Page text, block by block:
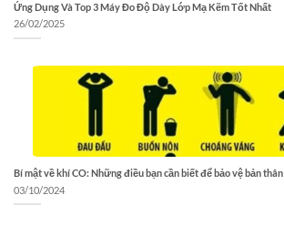
Ứng Dụng Và Top 3 Máy Đo Độ Dày Lớp Mạ Kẽm Tốt Nhất
26/02/2025
Bí mật về khí CO: Những điều bạn cần biết để bảo vệ bản thân
03/10/2024